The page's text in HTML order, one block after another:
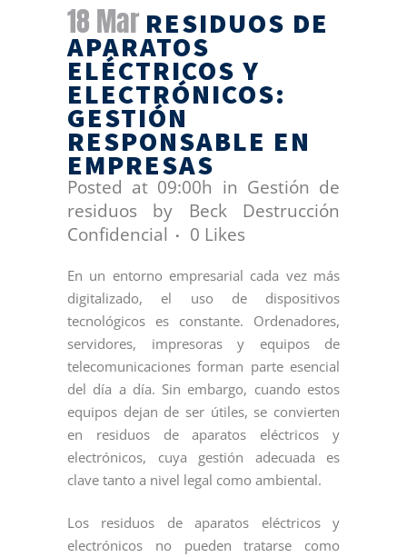
18 Mar RESIDUOS DE
APARATOS
ELÉCTRICOS Y
ELECTRÓNICOS:
GESTIÓN
RESPONSABLE EN
EMPRESAS
Posted at 09:00h in Gestión de
residuos
by Beck Destrucción
Confidencial
0 Likes
En un entorno empresarial cada vez más
digitalizado, el uso de dispositivos
tecnológicos es constante. Ordenadores,
servidores, impresoras y equipos de
telecomunicaciones forman parte esencial
del día a día. Sin embargo, cuando estos
equipos dejan de ser útiles, se convierten
en residuos de aparatos eléctricos y
electrónicos, cuya gestión adecuada es
clave tanto a nivel legal como ambiental.
Los residuos de aparatos eléctricos y
electrónicos no pueden tratarse como